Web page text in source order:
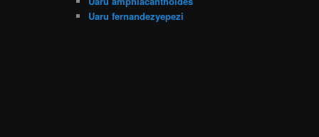
Uaru fernandezyepezi